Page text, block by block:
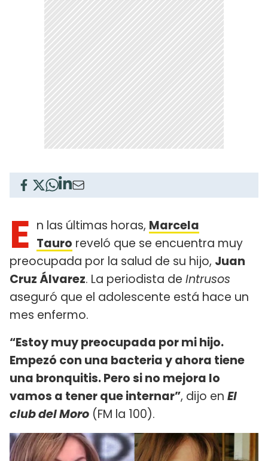
E n las últimas horas, Marcela
Tauro reveló que se encuentra muy
preocupada por la salud de su hijo, Juan
Cruz Álvarez. La periodista de Intrusos
aseguró que el adolescente está hace un
mes enfermo.
“Estoy muy preocupada por mi hijo.
Empezó con una bacteria y ahora tiene
una bronquitis. Pero si no mejora lo
vamos a tener que internar”, dijo en El
club del Moro (FM la 100).